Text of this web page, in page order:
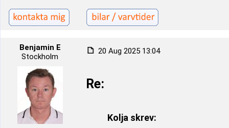
Benjamin E
Stockholm
20 Aug 2025 13:04
Re:
Kolja skrev: